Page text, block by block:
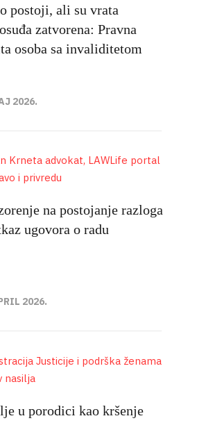
postoji, ali su vrata
zatvorena: Pravna
osoba sa invaliditetom
2026.
na postojanje razloga
ugovora o radu
2026.
u porodici kao kršenje